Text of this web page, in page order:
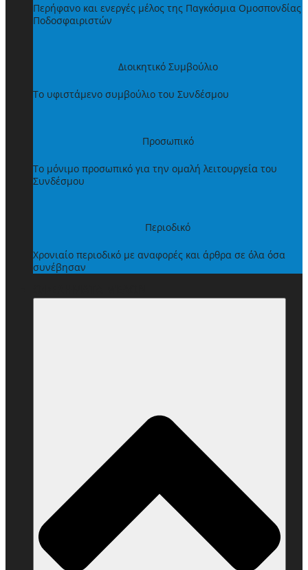
Περήφανο και ενεργές μέλος της Παγκόσμια Ομοσπονδίας
Ποδοσφαιριστών
Διοικητικό Συμβούλιο
Το υφιστάμενο συμβούλιο του Συνδέσμου
Προσωπικό
Το μόνιμο προσωπικό για την ομαλή λειτουργεία του
Συνδέσμου
Περιοδικό
Χρονιαίο περιοδικό με αναφορές και άρθρα σε όλα όσα
συνέβησαν